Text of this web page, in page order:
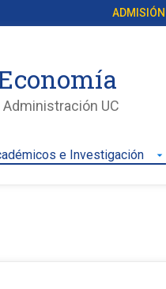
ADMISIÓN
UC
e Investigación arrow_drop_down